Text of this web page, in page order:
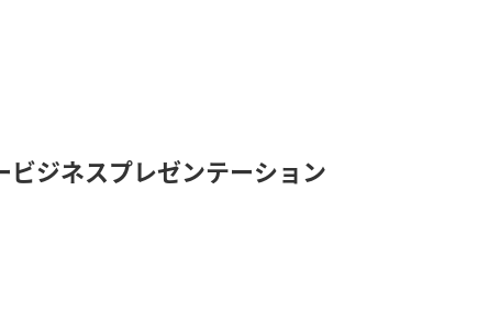
ジネスプレゼンテーション